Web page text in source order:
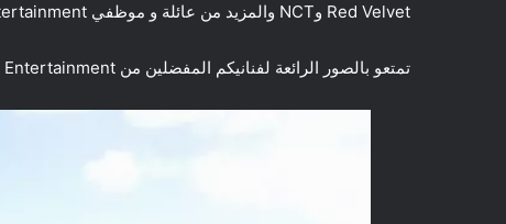
Red Velvet وNCT والمزيد من عائلة و موظفي SM Entertainment في جميع أنحاء مع مجموعة متنوعة من الأنشطة.
تمتعو بالصور الرائعة لفنانيكم المفضلين من SM Entertainment: